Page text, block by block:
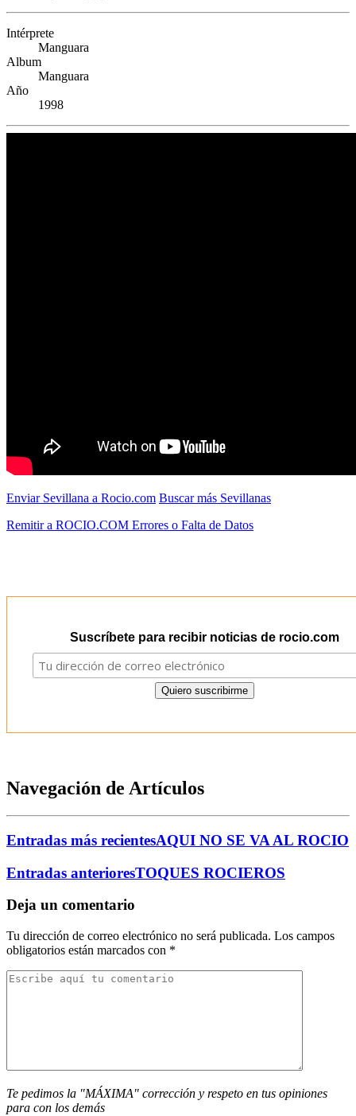
Intérprete
Manguara
Album
Manguara
Año
1998
Enviar Sevillana a Rocio.com Buscar más Sevillanas
Remitir a ROCIO.COM Errores o Falta de Datos
Suscríbete para recibir noticias de rocio.com
Navegación de Artículos
Entradas más recientesAQUI NO SE VA AL ROCIO
Entradas anterioresTOQUES ROCIEROS
Deja un comentario
Tu dirección de correo electrónico no será publicada. Los campos
obligatorios están marcados con *
Te pedimos la "MÁXIMA" corrección y respeto en tus opiniones
para con los demás